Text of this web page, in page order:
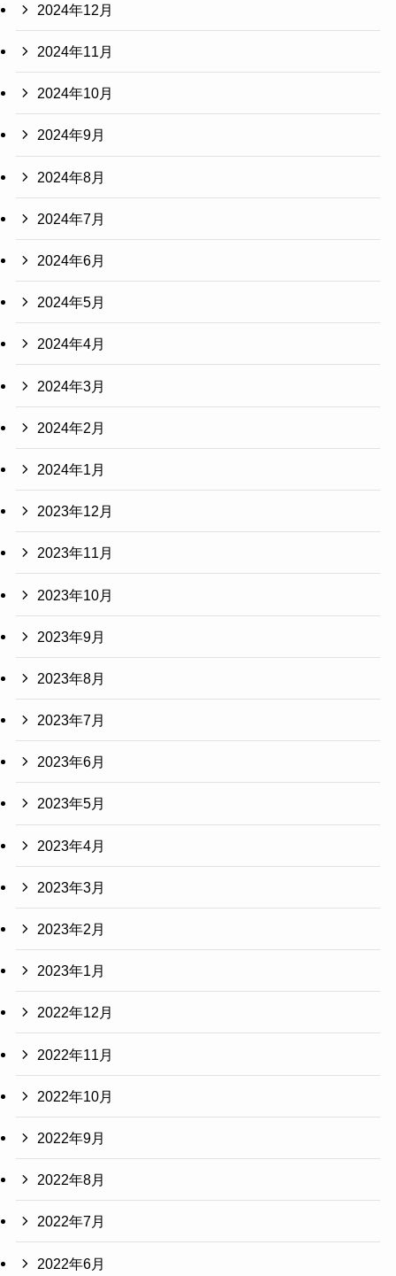
2024年12月
2024年11月
2024年10月
2024年9月
2024年8月
2024年7月
2024年6月
2024年5月
2024年4月
2024年3月
2024年2月
2024年1月
2023年12月
2023年11月
2023年10月
2023年9月
2023年8月
2023年7月
2023年6月
2023年5月
2023年4月
2023年3月
2023年2月
2023年1月
2022年12月
2022年11月
2022年10月
2022年9月
2022年8月
2022年7月
2022年6月